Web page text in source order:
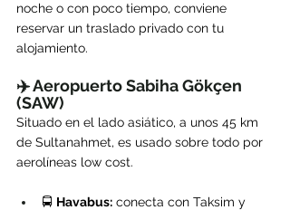
noche o con poco tiempo, conviene
reservar un traslado privado con tu
alojamiento.
✈️ Aeropuerto Sabiha Gökçen
(SAW)
Situado en el lado asiático, a unos 45 km
de Sultanahmet, es usado sobre todo por
aerolíneas low cost.
🚍 Havabus: conecta con Taksim y